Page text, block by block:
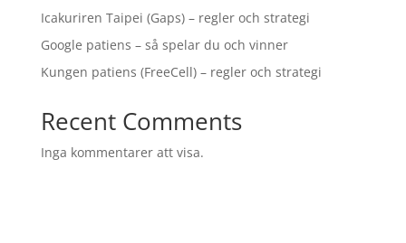
Icakuriren Taipei (Gaps) – regler och strategi
Google patiens – så spelar du och vinner
Kungen patiens (FreeCell) – regler och strategi
Recent Comments
Inga kommentarer att visa.